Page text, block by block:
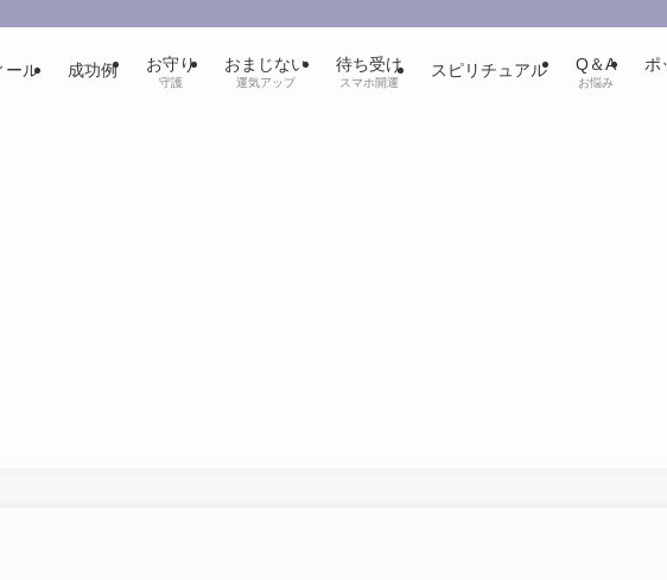
ール 成功例 お守り
守護
おまじない
運気アップ
待ち受け
スマホ開運
スピリチュアル Q＆A
お悩み
ポ